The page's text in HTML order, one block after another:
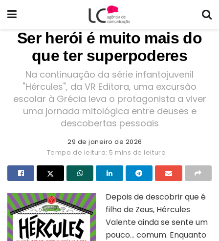
Ser herói é muito mais do
que ter superpoderes
Na continuação da série infantojuvenil
"Hércules", da VR Editora, uma excursão
escolar à Grécia leva o protagonista a viver
uma jornada mitológica entre deuses e
descobertas pessoais
29 de janeiro de 2026
Tempo de leitura: 5 mins de leitura
Depois de descobrir que é
filho de Zeus, Hércules
Valente ainda se sente um
pouco… comum. Enquanto